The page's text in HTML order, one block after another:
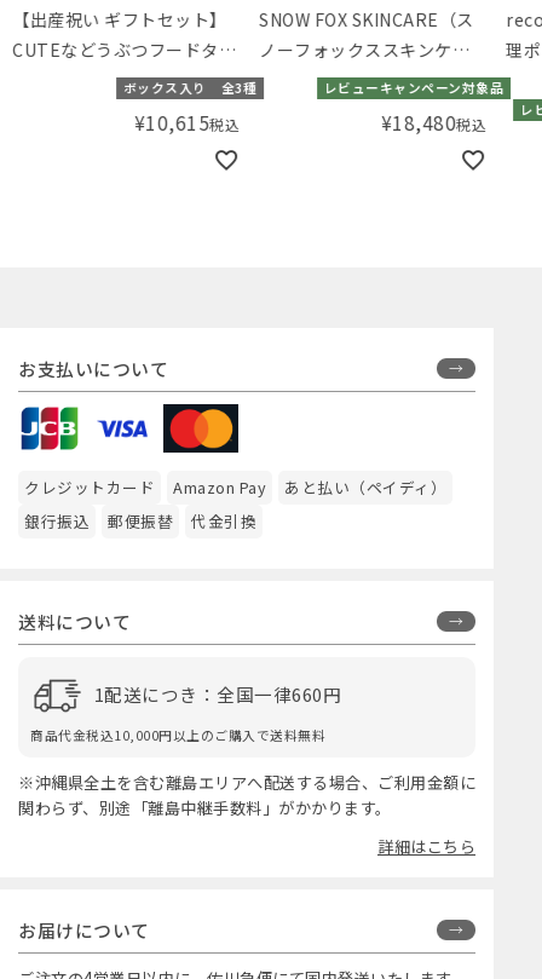
【出産祝い ギフトセット】
CUTEなどうぶつフードタオ
ルと布おもちゃのセット
Amingオリジナルセット
ボックス入り 全3種
¥10,615税込
SNOW FOX SKINCARE（ス
ノーフォックススキンケ
ア） プレミアム FOX カッサ
レビューキャンペーン対象品
¥18,480税込
理
レ
お支払いについて
クレジットカード Amazon Pay
あと払い（ペイディ）
銀行振込
郵便振替 代金引換
送料について
1配送につき：全国一律660円
商品代金税込10,000円以上のご購入で送料無料
※沖縄県全土を含む離島エリアへ配送する場合、ご利用金額に
関わらず、別途「離島中継手数料」がかかります。
詳細はこちら
お届けについて